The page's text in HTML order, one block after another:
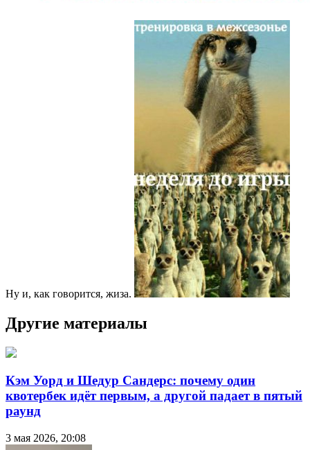
Ну и, как говорится, жиза.
Другие материалы
Кэм Уорд и Шедур Сандерс: почему один
квотербек идёт первым, а другой падает в пятый
раунд
3 мая 2026, 20:08